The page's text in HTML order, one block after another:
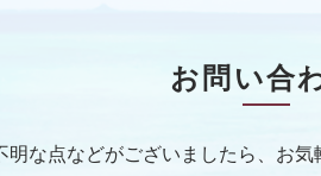
お問い合
明な点などがございましたら、 お気